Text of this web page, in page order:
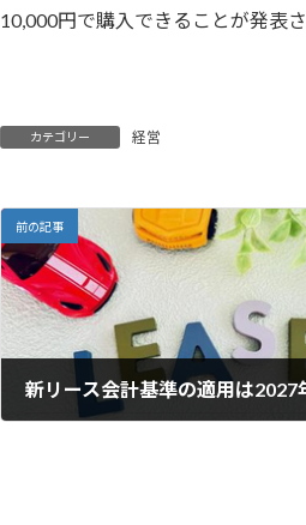
10,000円で購入できることが発表さ
カテゴリー 経営
前の記事
新リース会計基準の適用は2027